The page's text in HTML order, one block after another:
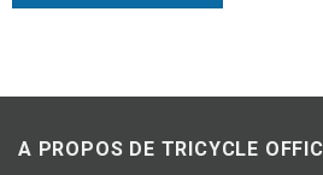
A PROPOS DE TRICYCLE